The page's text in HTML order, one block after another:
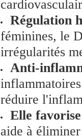
Régulation
féminines, le
irrégularités
Anti-
réduire
Elle
aide à